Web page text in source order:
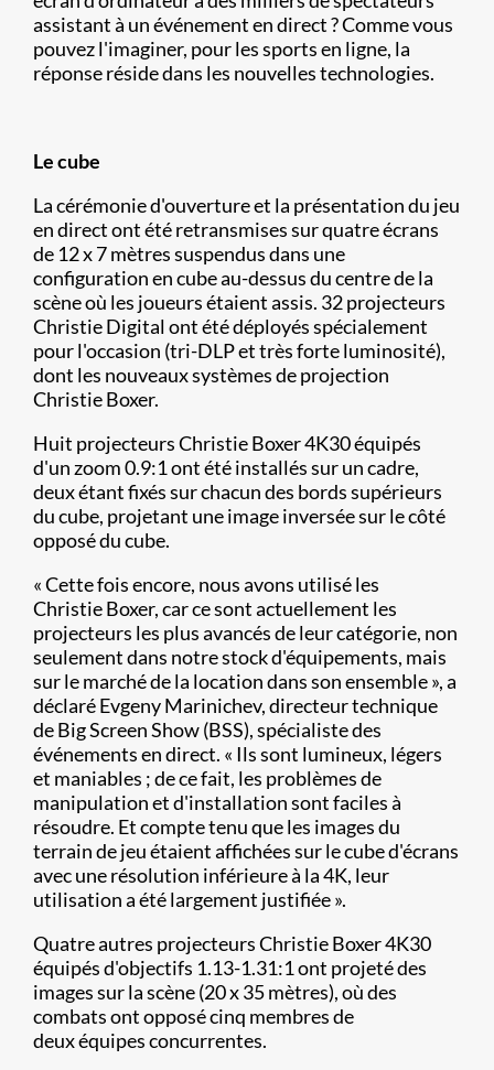
assistant à un événement en direct ? Comme vous
pouvez l'imaginer, pour les sports en ligne, la
réponse réside dans les nouvelles technologies.
Le cube
La cérémonie d'ouverture et la présentation du jeu
en direct ont été retransmises sur quatre écrans
de 12 x 7 mètres suspendus dans une
configuration en cube au-dessus du centre de la
scène où les joueurs étaient assis. 32 projecteurs
Christie Digital ont été déployés spécialement
pour l'occasion (tri-DLP et très forte luminosité),
dont les nouveaux systèmes de projection
Christie Boxer.
Huit projecteurs Christie Boxer 4K30 équipés
d'un zoom 0.9:1 ont été installés sur un cadre,
deux étant fixés sur chacun des bords supérieurs
du cube, projetant une image inversée sur le côté
opposé du cube.
« Cette fois encore, nous avons utilisé les
Christie Boxer, car ce sont actuellement les
projecteurs les plus avancés de leur catégorie, non
seulement dans notre stock d'équipements, mais
sur le marché de la location dans son ensemble », a
déclaré Evgeny Marinichev, directeur technique
de Big Screen Show (BSS), spécialiste des
événements en direct. « Ils sont lumineux, légers
et maniables ; de ce fait, les problèmes de
manipulation et d'installation sont faciles à
résoudre. Et compte tenu que les images du
terrain de jeu étaient affichées sur le cube d'écrans
avec une résolution inférieure à la 4K, leur
utilisation a été largement justifiée ».
Quatre autres projecteurs Christie Boxer 4K30
équipés d'objectifs 1.13-1.31:1 ont projeté des
images sur la scène (20 x 35 mètres), où des
combats ont opposé cinq membres de
deux équipes concurrentes.